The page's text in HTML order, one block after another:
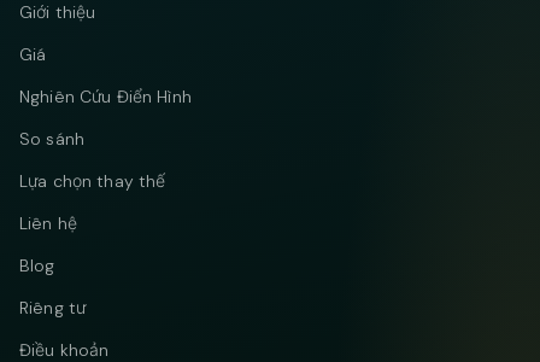
Giới thiệu
Giá
Nghiên Cứu Điển Hình
So sánh
Lựa chọn thay thế
Liên hệ
Blog
Riêng tư
Điều khoản